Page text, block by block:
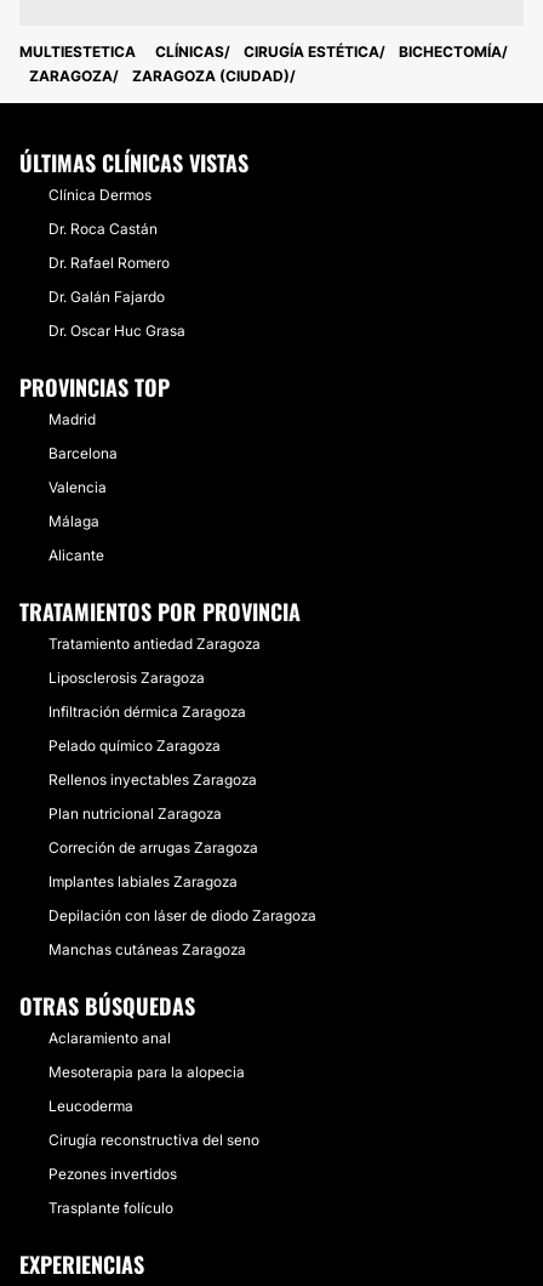
MULTIESTETICA CLÍNICAS CIRUGÍA ESTÉTICA
BICHECTOMÍA
ZARAGOZA
ZARAGOZA (CIUDAD)
ÚLTIMAS CLÍNICAS VISTAS
Clínica Dermos
Dr. Roca Castán
Dr. Rafael Romero
Dr. Galán Fajardo
Dr. Oscar Huc Grasa
PROVINCIAS TOP
Madrid
Barcelona
Valencia
Málaga
Alicante
TRATAMIENTOS POR PROVINCIA
Tratamiento antiedad Zaragoza
Liposclerosis Zaragoza
Infiltración dérmica Zaragoza
Pelado químico Zaragoza
Rellenos inyectables Zaragoza
Plan nutricional Zaragoza
Correción de arrugas Zaragoza
Implantes labiales Zaragoza
Depilación con láser de diodo Zaragoza
Manchas cutáneas Zaragoza
OTRAS BÚSQUEDAS
Aclaramiento anal
Mesoterapia para la alopecia
Leucoderma
Cirugía reconstructiva del seno
Pezones invertidos
Trasplante folículo
EXPERIENCIAS